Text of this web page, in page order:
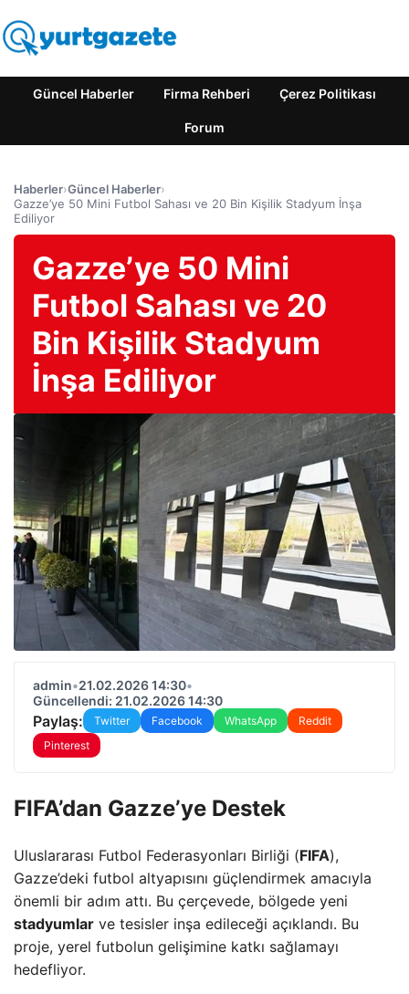
Güncel Haberler Firma Rehberi Çerez Politikası
Forum
Haberler›Güncel Haberler›
Gazze’ye 50 Mini Futbol Sahası ve 20 Bin Kişilik Stadyum İnşa
Ediliyor
Gazze’ye 50 Mini
Futbol Sahası ve 20
Bin Kişilik Stadyum
İnşa Ediliyor
admin•21.02.2026 14:30•
Güncellendi: 21.02.2026 14:30
Paylaş: Twitter Facebook WhatsApp
Reddit
Pinterest
FIFA’dan Gazze’ye Destek
Uluslararası Futbol Federasyonları Birliği (FIFA),
Gazze’deki futbol altyapısını güçlendirmek amacıyla
önemli bir adım attı. Bu çerçevede, bölgede yeni
stadyumlar ve tesisler inşa edileceği açıklandı. Bu
proje, yerel futbolun gelişimine katkı sağlamayı
hedefliyor.